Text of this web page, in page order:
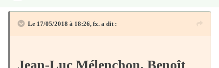
Le 17/05/2018 à 18:26, fx. a dit :
Jean-Luc Mélenchon, Benoît